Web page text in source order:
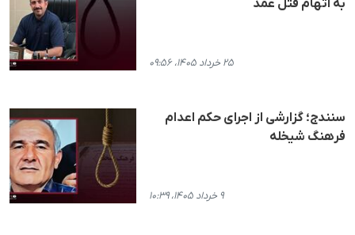
به اتهام قتل عمد
۲۵ خرداد ۱۴۰۵، ۰۹:۵۶
سنندج؛ گزارشی از اجرای حکم اعدام
فرهنگ شیخله
۹ خرداد ۱۴۰۵، ۱۰:۳۹